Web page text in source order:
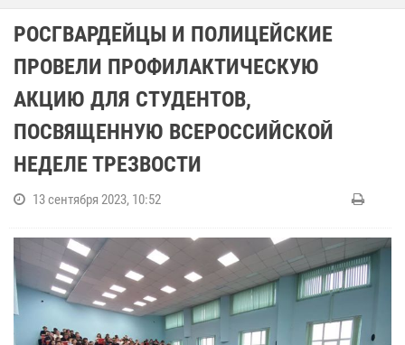
РОСГВАРДЕЙЦЫ И ПОЛИЦЕЙСКИЕ
ПРОВЕЛИ ПРОФИЛАКТИЧЕСКУЮ
АКЦИЮ ДЛЯ СТУДЕНТОВ,
ПОСВЯЩЕННУЮ ВСЕРОССИЙСКОЙ
НЕДЕЛЕ ТРЕЗВОСТИ
13 сентября 2023, 10:52